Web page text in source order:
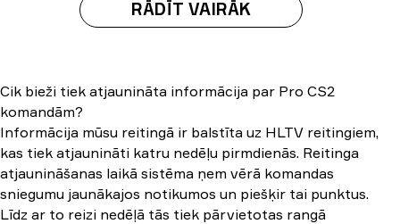
RĀDĪT VAIRĀK
Cik bieži tiek atjaunināta informācija par Pro CS2
komandām?
Informācija mūsu reitingā ir balstīta uz HLTV reitingiem,
kas tiek atjaunināti katru nedēļu pirmdienās. Reitinga
atjaunināšanas laikā sistēma ņem vērā komandas
sniegumu jaunākajos notikumos un piešķir tai punktus.
Līdz ar to reizi nedēļā tās tiek pārvietotas rangā